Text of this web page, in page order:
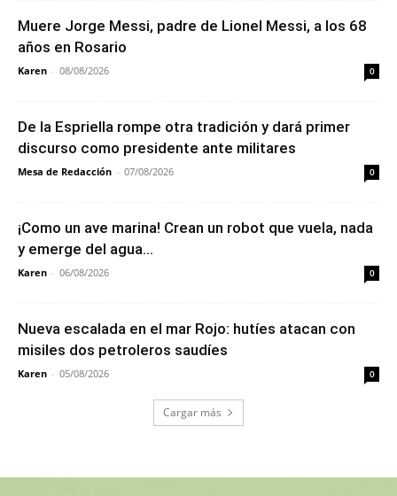
Muere Jorge Messi, padre de Lionel Messi, a los 68
años en Rosario
Karen - 08/08/2026 0
De la Espriella rompe otra tradición y dará primer
discurso como presidente ante militares
Mesa de Redacción - 07/08/2026 0
¡Como un ave marina! Crean un robot que vuela, nada
y emerge del agua...
Karen - 06/08/2026 0
Nueva escalada en el mar Rojo: hutíes atacan con
misiles dos petroleros saudíes
Karen - 05/08/2026 0
Cargar más